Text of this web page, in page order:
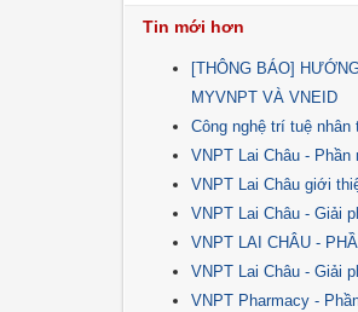
Tin mới hơn
[THÔNG BÁO]
MYVNPT VÀ VNEID
Công nghệ trí tuệ
VNPT Lai Châu -
VNPT Lai Châu giới
VNPT Lai Châu - Giải
VNPT LAI CHÂU -
VNPT Lai Châu - Giải
VNPT Pharmacy -